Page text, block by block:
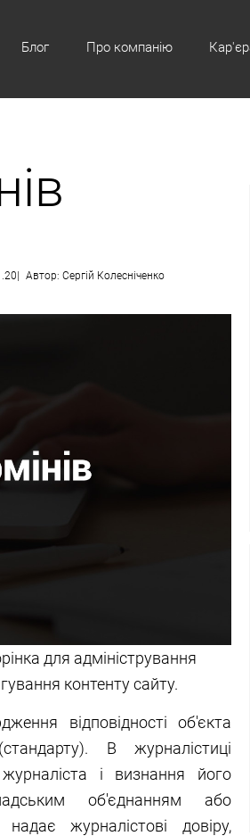
Блог Про компанію
Автор: Сергій Колесніченко
для адміністрування
контенту сайту.
відповідності об'єкта
В журналістиці
і визнання його
об'єднанням або
журналістові довіру,